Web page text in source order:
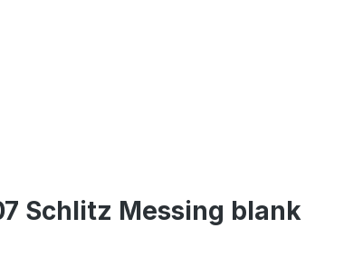
Schlitz Messing blank